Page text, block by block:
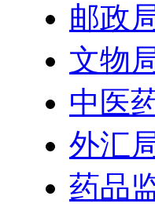
邮政
文物
中医
外汇
药品